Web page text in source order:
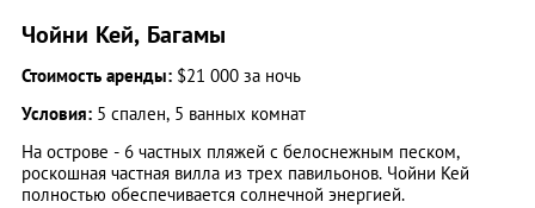
Чойни Кей, Багамы
Стоимость аренды: $21 000 за ночь
Условия: 5 спален, 5 ванных комнат
На острове - 6 частных пляжей с белоснежным песком,
роскошная частная вилла из трех павильонов. Чойни Кей
полностью обеспечивается солнечной энергией.